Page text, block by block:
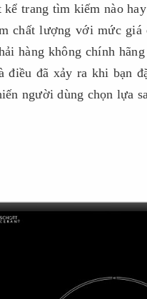
kể trang tìm kiếm nào
chất lượng với mức
hàng không chính
điều đã xảy ra khi bạn
người dùng chọn lựa